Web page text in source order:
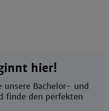
hier!
unsere Bachelor- und
finde den perfekten